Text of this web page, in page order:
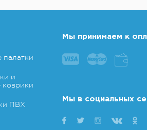
палатки
и
коврики
ПВХ
Мы принимаем к
Мы в социальных